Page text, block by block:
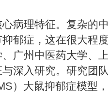
病理特征。复杂的
郁症，这在很大程
广州中医药大学、
深入研究。研究团
）大鼠抑郁症模型